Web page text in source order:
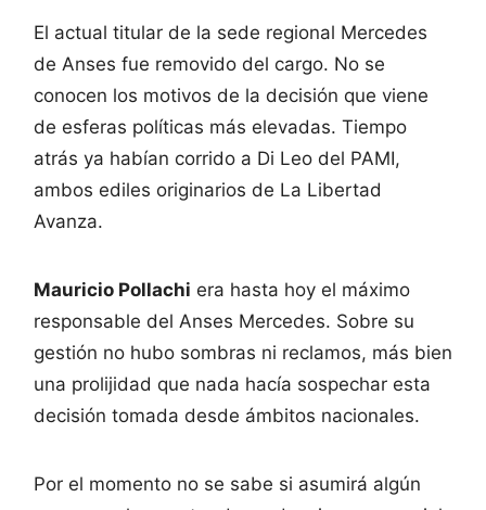
El actual titular de la sede regional Mercedes
de Anses fue removido del cargo. No se
conocen los motivos de la decisión que viene
de esferas políticas más elevadas. Tiempo
atrás ya habían corrido a Di Leo del PAMI,
ambos ediles originarios de La Libertad
Avanza.
Mauricio Pollachi era hasta hoy el máximo
responsable del Anses Mercedes. Sobre su
gestión no hubo sombras ni reclamos, más bien
una prolijidad que nada hacía sospechar esta
decisión tomada desde ámbitos nacionales.
Por el momento no se sabe si asumirá algún